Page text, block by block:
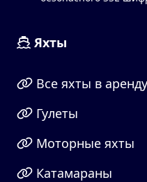
Яхты
Все яхты в аренду
Гулеты
Моторные яхты
Катамараны